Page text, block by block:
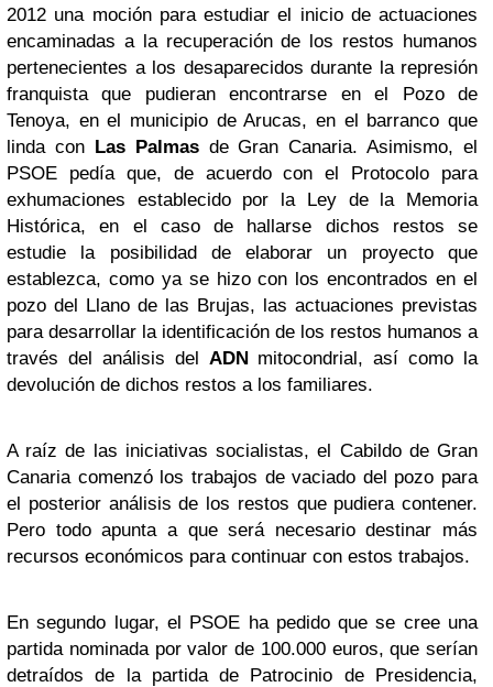
2012 una moción para estudiar el inicio de actuaciones
encaminadas a la recuperación de los restos humanos
pertenecientes a los desaparecidos durante la represión
franquista que pudieran encontrarse en el Pozo de
Tenoya, en el municipio de Arucas, en el barranco que
linda con Las Palmasde Gran Canaria. Asimismo, el
PSOE pedía que, de acuerdo con el Protocolo para
exhumaciones establecido por la Ley de la Memoria
Histórica, en el caso de hallarse dichos restos se
estudie la posibilidad de elaborar un proyecto que
establezca, como ya se hizo con los encontrados en el
pozo del Llano de las Brujas, las actuaciones previstas
para desarrollar la identificación de los restos humanos a
través del análisis del ADNmitocondrial, así como la
devolución de dichos restos a los familiares.
A raíz de las iniciativas socialistas, el Cabildo de Gran
Canaria comenzó los trabajos de vaciado del pozo para
el posterior análisis de los restos que pudiera contener.
Pero todo apunta a que será necesario destinar más
recursos económicos para continuar con estos trabajos.
En segundo lugar, el PSOE ha pedido que se cree una
partida nominada por valor de 100.000 euros, que serían
detraídos de la partida de Patrocinio de Presidencia,